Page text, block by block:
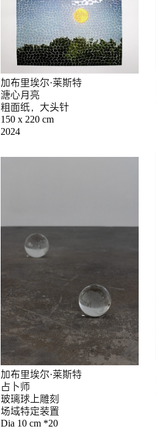
加布里埃尔·莱斯特
溏心月亮
粗面纸，大头针
150 x 220 cm
2024
加布里埃尔·莱斯特
占卜师
玻璃球上雕刻
场域特定装置
Dia 10 cm *20